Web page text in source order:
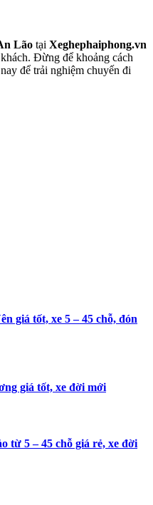
Lão tại Xeghephaiphong.vn
Đừng để khoảng cách
để trải nghiệm chuyến đi
giá tốt, xe 5 – 45 chỗ, đón
giá tốt, xe đời mới
từ 5 – 45 chỗ giá rẻ, xe đời